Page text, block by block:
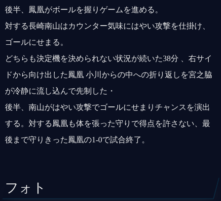
後半、鳳凰がボールを握りゲームを進める。
対する長崎南山はカウンター気味にはやい攻撃を仕掛け、
ゴールにせまる。
どちらも決定機を決められない状況が続いた38分 、右サイ
ドから向け出した鳳凰 小川からの中への折り返しを宮之脇
が冷静に流し込んで先制した・
後半、南山がはやい攻撃でゴールにせまりチャンスを演出
する。対する鳳凰も体を張った守りで得点を許さない、最
後まで守りきった鳳凰の1-0で試合終了。
フォト